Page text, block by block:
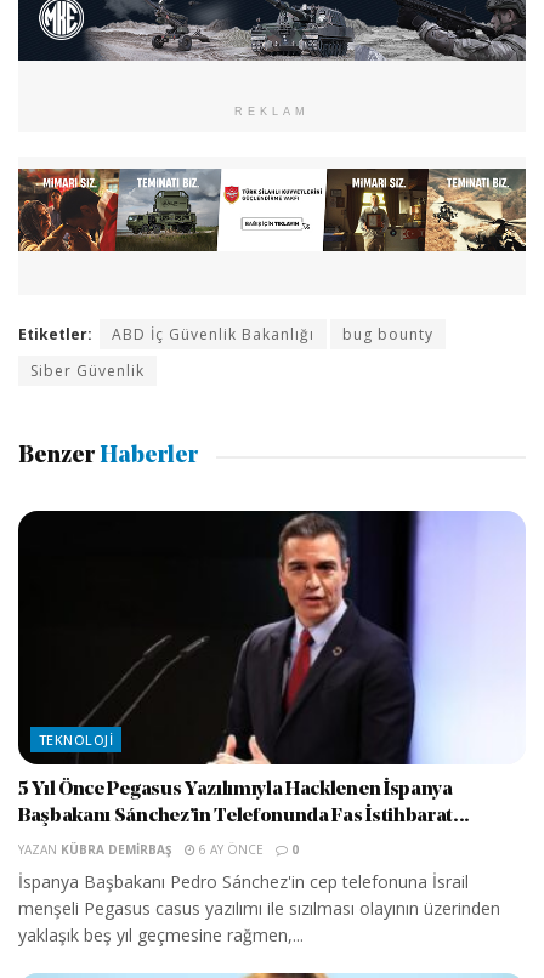
REKLAM
Etiketler: ABD İç Güvenlik Bakanlığı
bug bounty
Siber Güvenlik
Benzer Haberler
TEKNOLOJI
5 Yıl Önce Pegasus Yazılımıyla Hacklenen İspanya
Başbakanı Sánchez’in Telefonunda Fas İstihbarat...
YAZAN KÜBRA DEMIRBAŞ 6 AY ÖNCE 0
İspanya Başbakanı Pedro Sánchez'in cep telefonuna İsrail
menşeli Pegasus casus yazılımı ile sızılması olayının üzerinden
yaklaşık beş yıl geçmesine rağmen,...